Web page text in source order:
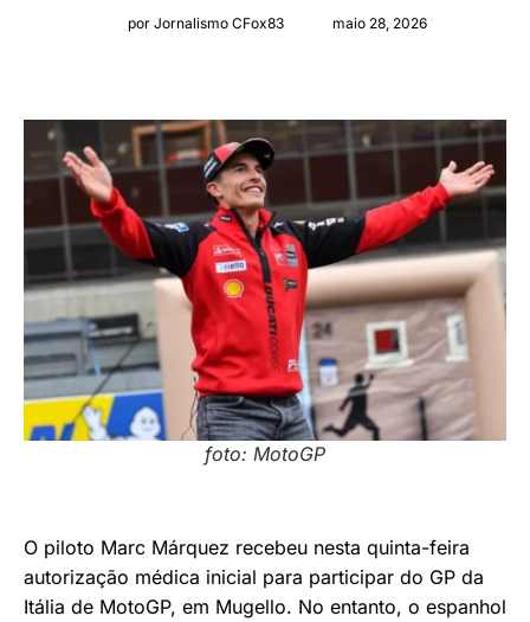
por Jornalismo CFox83 maio 28, 2026
foto: MotoGP
O piloto Marc Márquez recebeu nesta quinta-feira
autorização médica inicial para participar do GP da
Itália de MotoGP, em Mugello. No entanto, o espanhol